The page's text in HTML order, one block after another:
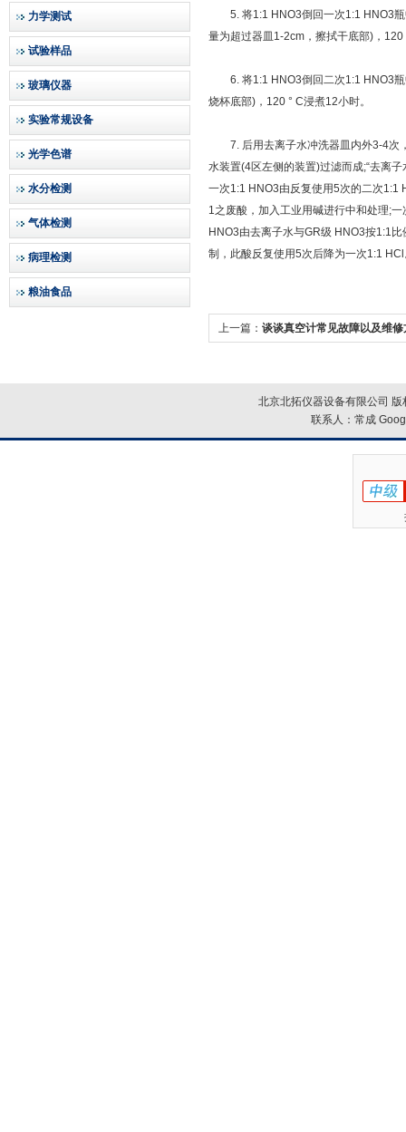
力学测试
试验样品
玻璃仪器
实验常规设备
光学色谱
水分检测
气体检测
病理检测
粮油食品
5. 将1:1 HNO3倒回一次1:1 HNO3瓶
量为超过器皿1-2cm，擦拭干底部)，120
6. 将1:1 HNO3倒回二次1:1 HNO3瓶
烧杯底部)，120 ° C浸煮12小时。
7. 后用去离子水冲洗器皿内外3-4次，
水装置(4区左侧的装置)过滤而成;“去离
一次1:1 HNO3由反复使用5次的二次1:1
1之废酸，加入工业用碱进行中和处理;
HNO3由去离子水与GR级 HNO3按1:1
制，此酸反复使用5次后降为一次1:1
上一篇： 谈谈真空计常见故障以及维修
北京北拓仪器设备有限公司
联系人：常成